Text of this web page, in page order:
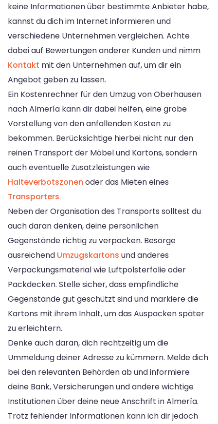
keine Informationen über bestimmte Anbieter habe,
kannst du dich im Internet informieren und
verschiedene Unternehmen vergleichen. Achte
dabei auf Bewertungen anderer Kunden und nimm
Kontakt mit den Unternehmen auf, um dir ein
Angebot geben zu lassen.
Ein Kostenrechner für den Umzug von Oberhausen
nach Almería kann dir dabei helfen, eine grobe
Vorstellung von den anfallenden Kosten zu
bekommen. Berücksichtige hierbei nicht nur den
reinen Transport der Möbel und Kartons, sondern
auch eventuelle Zusatzleistungen wie
Halteverbotszonen oder das Mieten eines
Transporters.
Neben der Organisation des Transports solltest du
auch daran denken, deine persönlichen
Gegenstände richtig zu verpacken. Besorge
ausreichend Umzugskartons und anderes
Verpackungsmaterial wie Luftpolsterfolie oder
Packdecken. Stelle sicher, dass empfindliche
Gegenstände gut geschützt sind und markiere die
Kartons mit ihrem Inhalt, um das Auspacken später
zu erleichtern.
Denke auch daran, dich rechtzeitig um die
Ummeldung deiner Adresse zu kümmern. Melde dich
bei den relevanten Behörden ab und informiere
deine Bank, Versicherungen und andere wichtige
Institutionen über deine neue Anschrift in Almería.
Trotz fehlender Informationen kann ich dir jedoch